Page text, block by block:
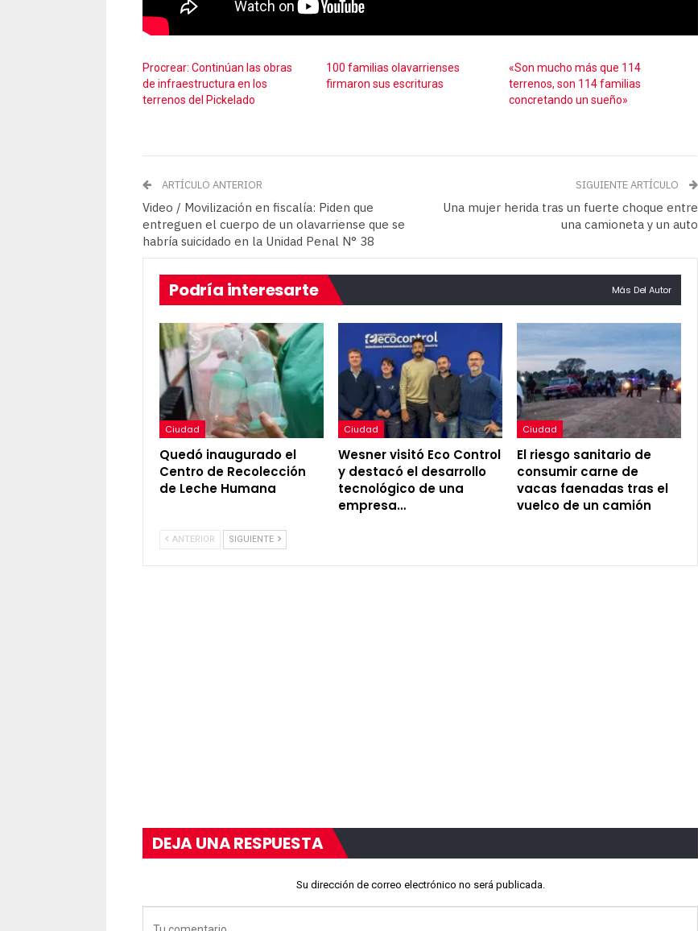
Procrear: Continúan las obras
de infraestructura en los
terrenos del Pickelado
100 familias olavarrienses
firmaron sus escrituras
«Son mucho más que 114
terrenos, son 114 familias
concretando un sueño»
ARTÍCULO ANTERIOR
Video / Movilización en fiscalía: Piden que
entreguen el cuerpo de un olavarriense que se
habría suicidado en la Unidad Penal N° 38
SIGUIENTE ARTÍCULO
Una mujer herida tras un fuerte choque entre
una camioneta y un auto
Podría interesarte Más Del Autor
Ciudad
Quedó inaugurado el
Centro de Recolección
de Leche Humana
Ciudad
Wesner visitó Eco Control
y destacó el desarrollo
tecnológico de una
empresa…
Ciudad
El riesgo sanitario de
consumir carne de
vacas faenadas tras el
vuelco de un camión
ANTERIOR SIGUIENTE
DEJA UNA RESPUESTA
Su dirección de correo electrónico no será publicada.